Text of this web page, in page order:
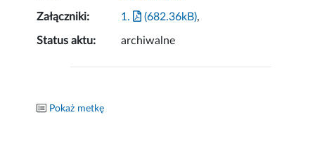
Załączniki: 1. (682.36kB),
Status aktu: archiwalne
Pokaż metkę